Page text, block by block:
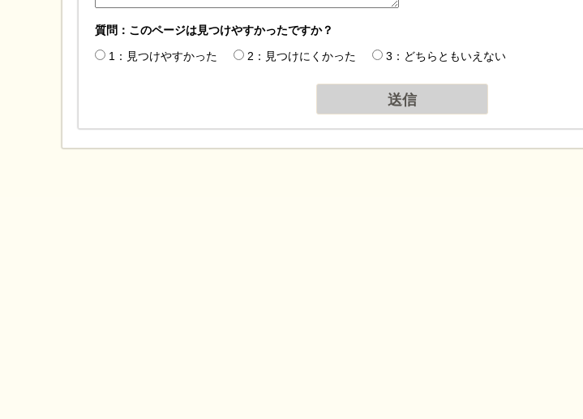
質問：このページは見つけやすかったですか？
1：見つけやすかった
2：見つけにくかった 3：どちらともいえない